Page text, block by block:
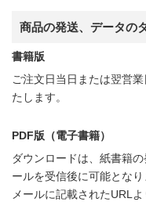
商品の発送、データの
書籍版
ご注文日当日または翌営
たします。
PDF版（電子書籍）
ダウンロードは、紙書籍
ールを受信後に可能となり
メールに記載されたURL